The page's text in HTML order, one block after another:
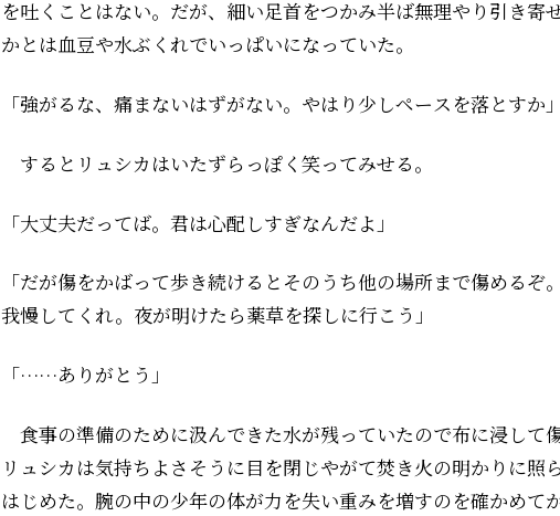
を吐くことはない。だが、細い足首をつかみ半ば無理やり引き寄
かとは血豆や水ぶくれでいっぱいになっていた。
「強がるな、痛まないはずがない。やはり少しペースを落とすか」
するとリュシカはいたずらっぽく笑ってみせる。
「大丈夫だってば。君は心配しすぎなんだよ」
「だが傷をかばって歩き続けるとそのうち他の場所まで傷めるぞ
我慢してくれ。夜が明けたら薬草を探しに行こう」
「……ありがとう」
食事の準備のために汲んできた水が残っていたので布に浸して
リュシカは気持ちよさそうに目を閉じやがて焚き火の明かりに照
はじめた。腕の中の少年の体が力を失い重みを増すのを確かめて